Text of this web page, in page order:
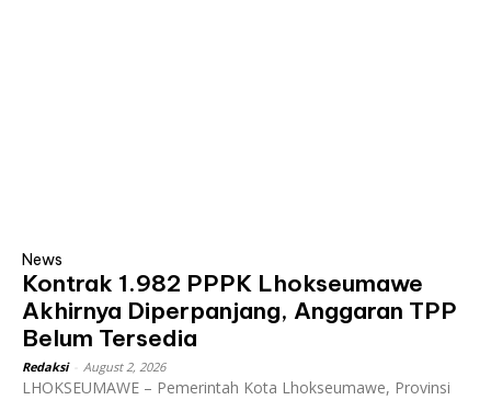
News
Kontrak 1.982 PPPK Lhokseumawe
Akhirnya Diperpanjang, Anggaran TPP
Belum Tersedia
Redaksi August 2, 2026
LHOKSEUMAWE – Pemerintah Kota Lhokseumawe, Provinsi